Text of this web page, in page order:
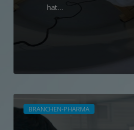
hat…
BRANCHEN-PHARMA
„LoRaWAN-